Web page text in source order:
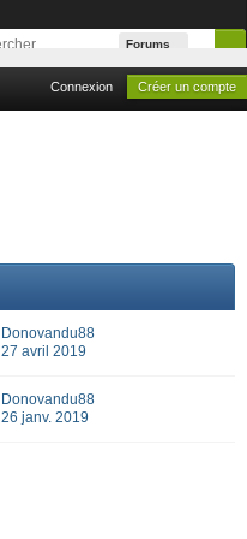
Forums
Connexion Créer un compte
Donovandu88
27 avril 2019
Donovandu88
26 janv. 2019